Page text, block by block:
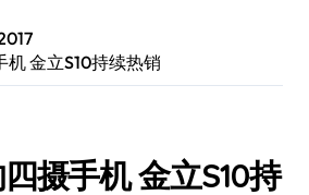
金立S10持续热销
摄手机 金立S10持